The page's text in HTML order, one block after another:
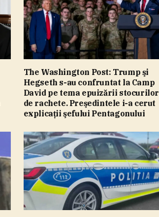
The Washington Post: Trump şi
Hegseth s-au confruntat la Camp
David pe tema epuizării stocurilor
de rachete. Preşedintele i-a cerut
explicaţii şefului Pentagonului